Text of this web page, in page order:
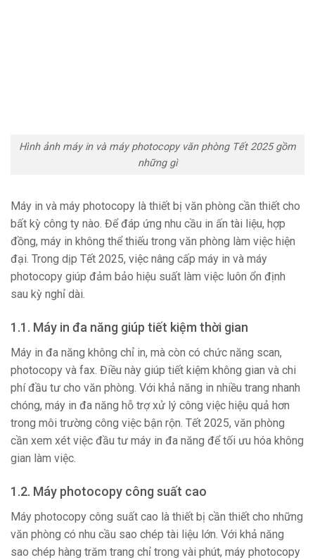
Hình ảnh máy in và máy photocopy văn phòng Tết 2025 gồm
những gì
Máy in và máy photocopy là thiết bị văn phòng cần thiết cho
bất kỳ công ty nào. Để đáp ứng nhu cầu in ấn tài liệu, hợp
đồng, máy in không thể thiếu trong văn phòng làm việc hiện
đại. Trong dịp Tết 2025, việc nâng cấp máy in và máy
photocopy giúp đảm bảo hiệu suất làm việc luôn ổn định
sau kỳ nghỉ dài.
1.1. Máy in đa năng giúp tiết kiệm thời gian
Máy in đa năng không chỉ in, mà còn có chức năng scan,
photocopy và fax. Điều này giúp tiết kiệm không gian và chi
phí đầu tư cho văn phòng. Với khả năng in nhiều trang nhanh
chóng, máy in đa năng hỗ trợ xử lý công việc hiệu quả hơn
trong môi trường công việc bận rộn. Tết 2025, văn phòng
cần xem xét việc đầu tư máy in đa năng để tối ưu hóa không
gian làm việc.
1.2. Máy photocopy công suất cao
Máy photocopy công suất cao là thiết bị cần thiết cho những
văn phòng có nhu cầu sao chép tài liệu lớn. Với khả năng
sao chép hàng trăm trang chỉ trong vài phút, máy photocopy